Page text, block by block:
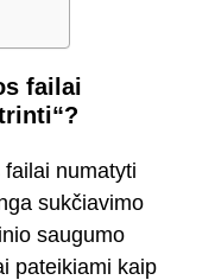
failai
failai numatyti
sukčiavimo
saugumo
pateikiami kaip